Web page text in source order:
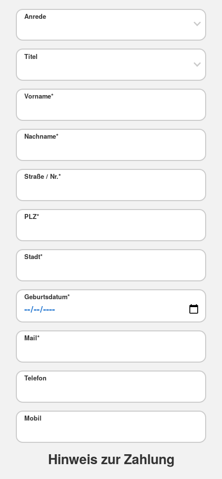
Anrede
Titel
Vorname*
Nachname*
Straße / Nr.*
PLZ*
Stadt*
Geburtsdatum*
Mail*
Telefon
Mobil
Hinweis zur Zahlung